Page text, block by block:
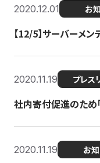
2020.12.01 お
【12/5】サーバーメ
2020.11.19 プレス
社内寄付促進のため
2020.11.19 お